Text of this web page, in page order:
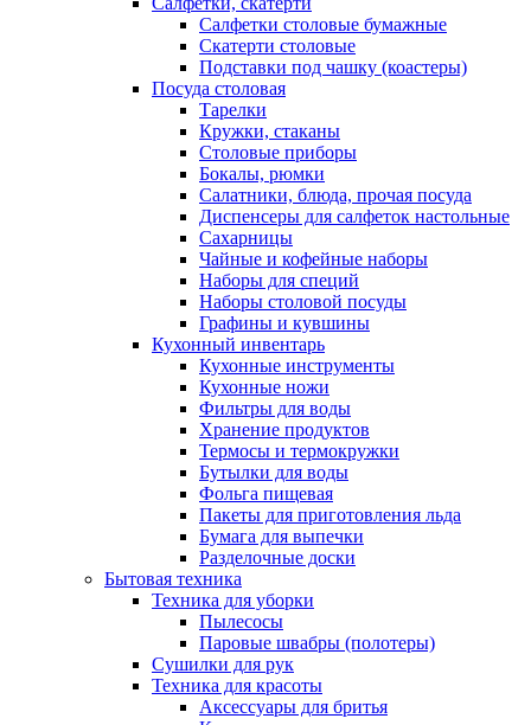
Салфетки столовые бумажные
Скатерти столовые
Подставки под чашку (коастеры)
Посуда столовая
Тарелки
Кружки, стаканы
Столовые приборы
Бокалы, рюмки
Салатники, блюда, прочая посуда
Диспенсеры для салфеток настольные
Сахарницы
Чайные и кофейные наборы
Наборы для специй
Наборы столовой посуды
Графины и кувшины
Кухонный инвентарь
Кухонные инструменты
Кухонные ножи
Фильтры для воды
Хранение продуктов
Термосы и термокружки
Бутылки для воды
Фольга пищевая
Пакеты для приготовления льда
Бумага для выпечки
Разделочные доски
Бытовая техника
Техника для уборки
Пылесосы
Паровые швабры (полотеры)
Сушилки для рук
Техника для красоты
Аксессуары для бритья